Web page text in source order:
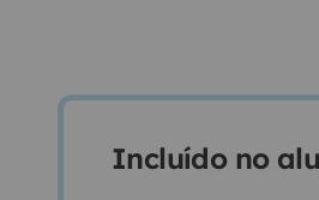
Incluído no